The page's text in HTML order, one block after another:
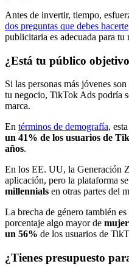
Antes de invertir, tiempo,
dos preguntas que debes hacerte
publicitaria es adecuada para tu
¿Está tu público
Si las personas más jóvenes
tu negocio, TikTok Ads podría
marca.
En términos de demografía,
un 41% de los usuarios de
años.
En los EE. UU, la Generación
aplicación, pero la plataforma
millennials en otras partes del
La brecha de género también
porcentaje algo mayor de
un 56% de los usuarios de
¿Tienes presupuesto